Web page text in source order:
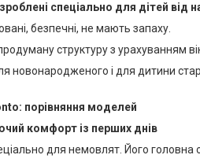
спеціально для дітей від
безпечні, не мають запаху.
структуру з урахуванням
новонародженого і для дитини
порівняння моделей
комфорт із перших днів
для немовлят. Його головна